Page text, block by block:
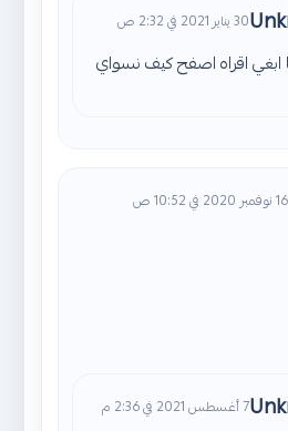
30 يناير 2021 في 2:32 ص
ابغي اقراه اصفح كيف نسواي
16 نوفمبر 2020 في 10:52 ص
7 أغسطس 2021 في 2:36 م